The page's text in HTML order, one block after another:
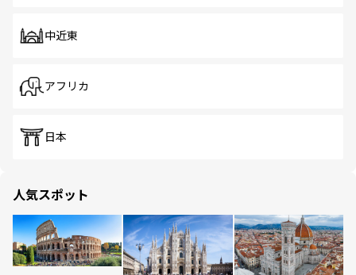
中近東
アフリカ
日本
人気スポット